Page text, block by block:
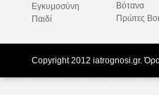
Εγκυμοσύνη
Παιδί
Βότανα
Πρώτες
Copyright 2012 iatrognosi.gr.